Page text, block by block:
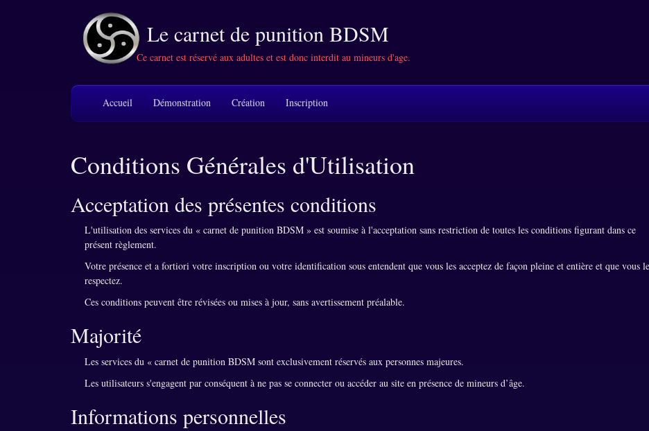
Le carnet de punition BDSM
Ce carnet est réservé aux adultes et est donc interdit au mineurs d'age.
Accueil Démonstration Création Inscription
Conditions Générales d'Utilisation
Acceptation des présentes conditions
L'utilisation des services du « carnet de punition BDSM » est soumise à l'acceptation sans restriction de toutes les conditions figurant dans ce
présent règlement.
Votre présence et a fortiori votre inscription ou votre identification sous entendent que vous les acceptez de façon pleine et entière et que vous
respectez.
Ces conditions peuvent être révisées ou mises à jour, sans avertissement préalable.
Majorité
Les services du « carnet de punition BDSM sont exclusivement réservés aux personnes majeures.
Les utilisateurs s'engagent par conséquent à ne pas se connecter ou accéder au site en présence de mineurs d’âge.
Informations personnelles